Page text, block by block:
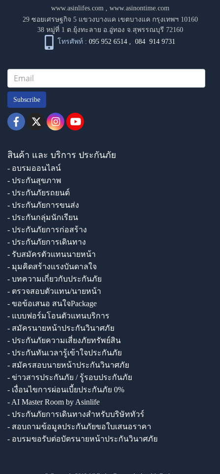
www.asinlifes.com, www.asinontime.com
29 ซอยเศรษฐกิจ 5 แขวงบางแค เขตบางแค กรุงเทพฯ 10160
38 หมู่ที่ 1 ต.ยุ้งทะลาย อ.อู่ทอง จ.สุพรรณบุรี 72160
โทรศัพท์ : 095 952 6514 ,084 914 9731
Subscribe
สินค้า และ บริการ ประกันภัย
- อบรมออนไลน์
- ประกันสุขภาพ
- ประกันภัยรถยนต์
- ประกันภัยการขนส่ง
- ประกันกลุ่มนักเรียน
- ประกันภัยการก่อสร้าง
- ประกันภัยการเดินทาง
- รับสมัครตัวแทนนายหน้า
- มุมคิดสร้างแรงบันดาลใจ
- บทความเกี่ยวกับประกันภัย
- ตรวจสอบตัวแทน/นายหน้า
- ขอข้อเสนอ สนใจPackage
- แบบฟอร์มโอนตัวแทนบริการ
- สมัครนายหน้าประกันวินาศภัย
- ประกันภัยความเสี่ยงภัยทรัพย์สิน
- ประกันทันเวลารู้เข้าใจประกันภัย
- สมัครสอบนายหน้าประกันวินาศภัย
- ข่าวสารประกันภัย / รู้รอบประกันภัย
- เงื่อนไขการผ่อนเบี้ยประกันภัย 0%
- AI Master Room by Asinlife
- ประกันภัยการเดินทางสำหรับบริษัททัวร์
- สอบถามข้อมูลประกันภัยขอใบเสนอราคา
- อบรมขอรับต่อบัตรนายหน้าประกันวินาศภัย